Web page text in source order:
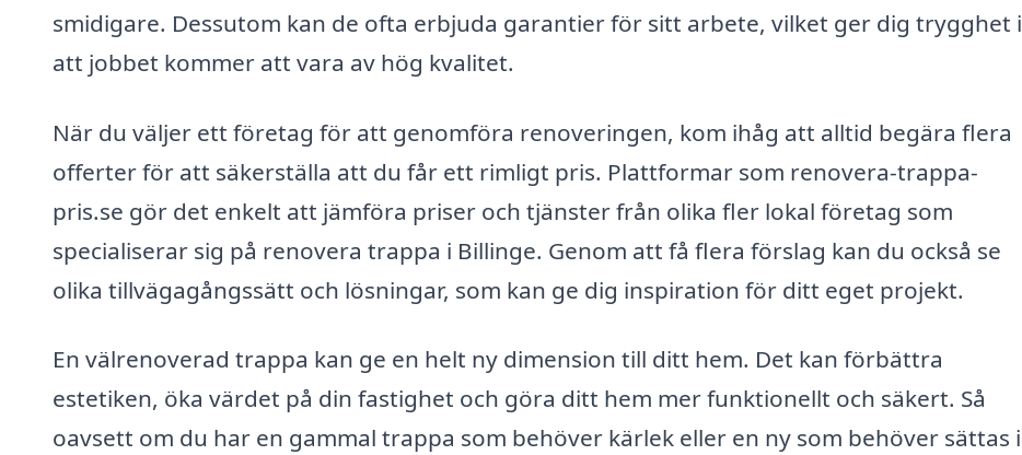
smidigare. Dessutom kan de ofta erbjuda garantier för sitt arbete, vilket ger dig trygghet i
att jobbet kommer att vara av hög kvalitet.
När du väljer ett företag för att genomföra renoveringen, kom ihåg att alltid begära flera
offerter för att säkerställa att du får ett rimligt pris. Plattformar som renovera-trappa-
pris.se gör det enkelt att jämföra priser och tjänster från olika fler lokal företag som
specialiserar sig på renovera trappa i Billinge. Genom att få flera förslag kan du också se
olika tillvägagångssätt och lösningar, som kan ge dig inspiration för ditt eget projekt.
En välrenoverad trappa kan ge en helt ny dimension till ditt hem. Det kan förbättra
estetiken, öka värdet på din fastighet och göra ditt hem mer funktionellt och säkert. Så
oavsett om du har en gammal trappa som behöver kärlek eller en ny som behöver sättas i